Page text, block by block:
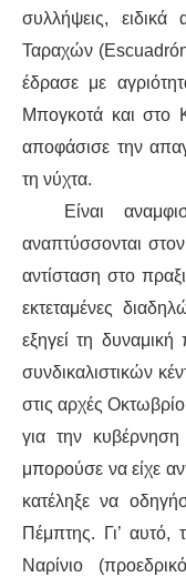
συλλήψεις, ειδικά
Ταραχών
έδρασε με
Μπογκοτά και στο
αποφάσισε την
τη νύχτα.
Είναι
αναπτύσσονται
αντίσταση στο
εκτεταμένες
εξηγεί τη
συνδικαλιστικών
στις αρχές
για την
μπορούσε να είχε
κατέληξε να
Πέμπτης. Γι’ αυτό,
Ναρίνιο (προεδρικό